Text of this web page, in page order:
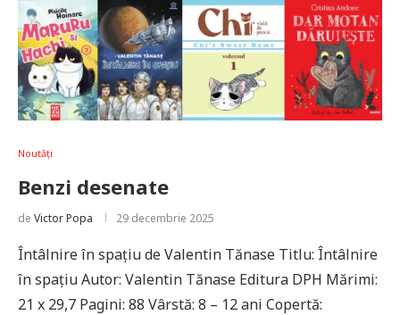
Noutăți
Benzi desenate
de Victor Popa 29 decembrie 2025
Întâlnire în spațiu de Valentin Tănase Titlu: Întâlnire
în spațiu Autor: Valentin Tănase Editura DPH Mărimi:
21 x 29,7 Pagini: 88 Vârstă: 8 – 12 ani Copertă: